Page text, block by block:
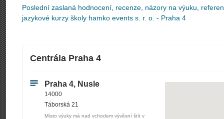
Poslední zaslaná hodnocení, recenze, názory na výuku,
jazykové kurzy školy hamko events s. r. o. - Praha 4
Centrála Praha 4
Praha 4, Nusle
14000
Táborská 21
Místo výuky má nad vchodem vývěsní štít v